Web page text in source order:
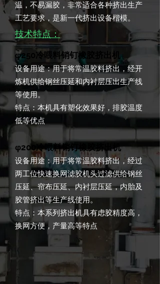
温，不易漏胶，非常适合各种挤出生产
工艺要求，是新一代挤出设备楷模。
技术特点：
φ250冷喂料销钉橡胶挤出机
设备用途：用于将常温胶料挤出，经开
炼机供给钢丝压延和内衬层压出生产线
等使用。
特点：本机具有塑化效果好，排胶温度
低等优点
φ200冷喂料销钉橡胶挤出机
设备用途：用于将常温胶料挤出，经过
两工位快速换网滤胶机头过滤供给钢丝
压延、帘布压延、内衬层压延，内胎及
胶管挤出等生产线使用。
特点：本系列挤出机具有虑胶精度高，
换网方便，产量高等特点